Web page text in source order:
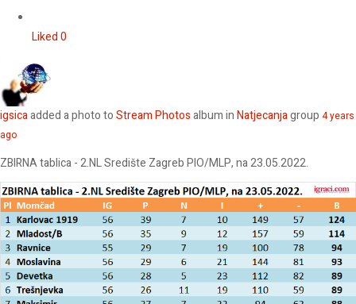
Liked0
igsicaadded a photo toStream Photosalbum inNatjecanjagroup 4 years
ago
ZBIRNA tablica - 2.NL Središte Zagreb PIO/MLP, na 23.05.2022.